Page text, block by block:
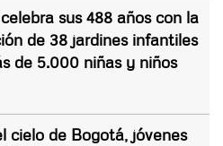
sus 488 años con la
de 38 jardines infantiles
de 5.000 niñas y niños
cielo de Bogotá, jóvenes